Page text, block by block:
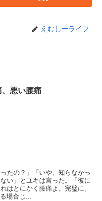
えむしーライフ
、悪い腰痛
たの？」「いや、知らなかっ
い」とユキは言った。「彼に
はとにかく腰痛よ。完璧に。
場合じ...